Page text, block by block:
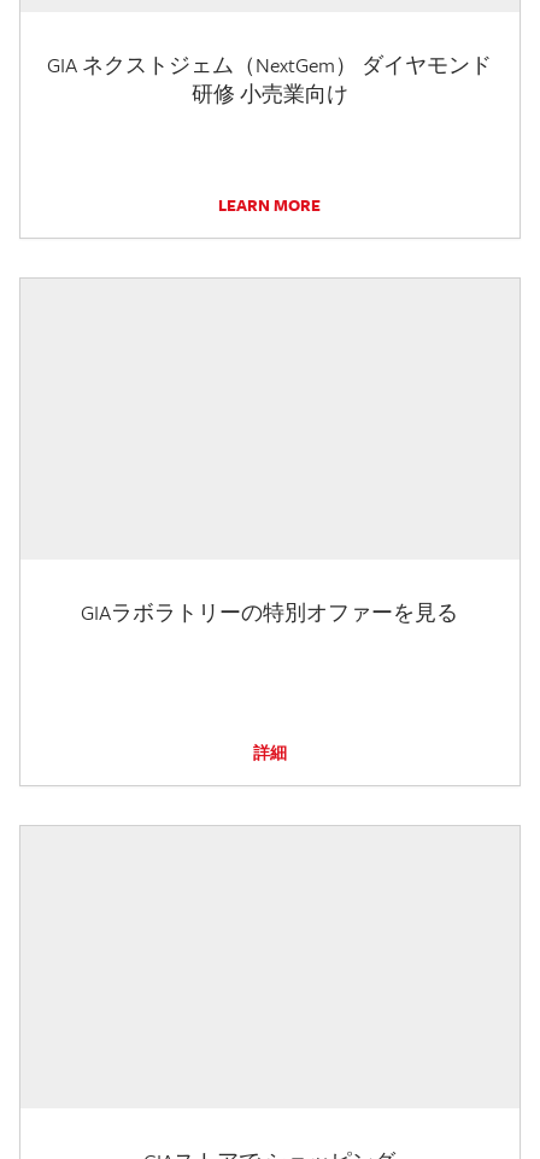
GIA ネクストジェム（NextGem） ダイヤモンド
研修 小売業向け
LEARN MORE
GIAラボラトリーの特別オファーを見る
詳細